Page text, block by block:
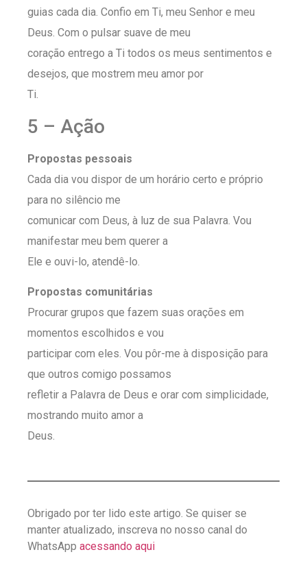
guias cada dia. Confio em Ti, meu Senhor e meu
Deus. Com o pulsar suave de meu
coração entrego a Ti todos os meus sentimentos e
desejos, que mostrem meu amor por
Ti.
5 – Ação
Propostas pessoais
Cada dia vou dispor de um horário certo e próprio
para no silêncio me
comunicar com Deus, à luz de sua Palavra. Vou
manifestar meu bem querer a
Ele e ouvi-lo, atendê-lo.
Propostas comunitárias
Procurar grupos que fazem suas orações em
momentos escolhidos e vou
participar com eles. Vou pôr-me à disposição para
que outros comigo possamos
refletir a Palavra de Deus e orar com simplicidade,
mostrando muito amor a
Deus.
Obrigado por ter lido este artigo. Se quiser se
manter atualizado, inscreva no nosso canal do
WhatsApp acessando aqui